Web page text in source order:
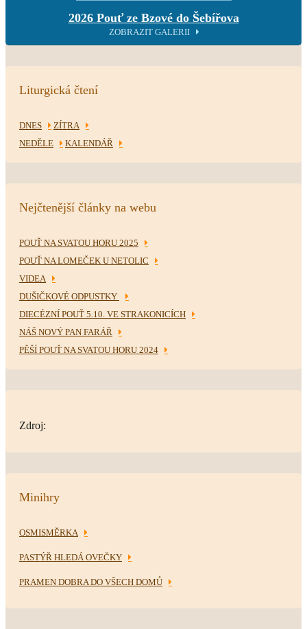
2026 Pouť ze Bzové do Šebířova
ZOBRAZIT GALERII
Liturgická čtení
DNES
ZÍTRA
NEDĚLE
KALENDÁŘ
Nejčtenější články na webu
POUŤ NA SVATOU HORU 2025
POUŤ NA LOMEČEK U NETOLIC
VIDEA
DUŠIČKOVÉ ODPUSTKY
DIECÉZNÍ POUŤ 5.10. VE STRAKONICÍCH
NÁŠ NOVÝ PAN FARÁŘ
PĚŠÍ POUŤ NA SVATOU HORU 2024
Zdroj:
Minihry
OSMISMĚRKA
PASTÝŘ HLEDÁ OVEČKY
PRAMEN DOBRA DO VŠECH DOMŮ